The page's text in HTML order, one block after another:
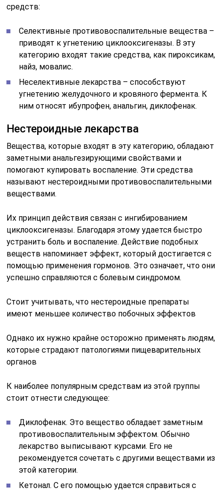
средств:
Селективные противовоспалительные вещества –
приводят к угнетению циклооксигеназы. В эту
категорию входят такие средства, как пироксикам,
найз, мовалис.
Неселективные лекарства – способствуют
угнетению желудочного и кровяного фермента. К
ним относят ибупрофен, анальгин, диклофенак.
Нестероидные лекарства
Вещества, которые входят в эту категорию, обладают
заметными анальгезирующими свойствами и
помогают купировать воспаление. Эти средства
называют нестероидными противовоспалительными
веществами.
Их принцип действия связан с ингибированием
циклооксигеназы. Благодаря этому удается быстро
устранить боль и воспаление. Действие подобных
веществ напоминает эффект, который достигается с
помощью применения гормонов. Это означает, что они
успешно справляются с болевым синдромом.
Стоит учитывать, что нестероидные препараты
имеют меньшее количество побочных эффектов
Однако их нужно крайне осторожно применять людям,
которые страдают патологиями пищеварительных
органов
К наиболее популярным средствам из этой группы
стоит отнести следующее:
Диклофенак. Это вещество обладает заметным
противовоспалительным эффектом. Обычно
лекарство выписывают курсами. Его не
рекомендуется сочетать с другими веществами из
этой категории.
Кетонал. С его помощью удается справиться с